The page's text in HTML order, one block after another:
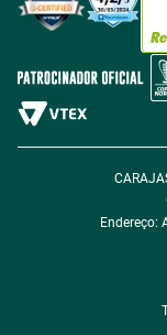
Política de Cookie
Política de Desconto
Fale com encarregado
Endereço: